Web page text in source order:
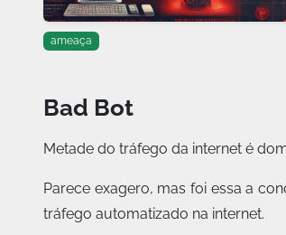
ameaça
Bad Bot
Metade do tráfego da internet é
Parece exagero, mas foi essa a
tráfego automatizado na internet.